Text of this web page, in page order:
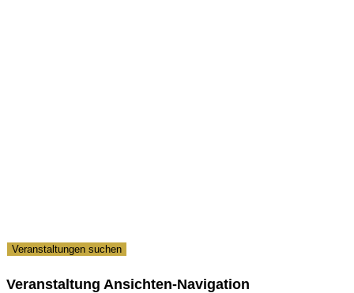
Veranstaltungen suchen
Veranstaltung Ansichten-Navigation